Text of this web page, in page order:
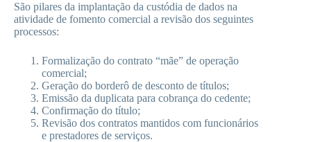
São pilares da implantação da custódia de dados na
atividade de fomento comercial a revisão dos seguintes
processos:
Formalização do contrato “mãe” de operação
comercial;
Geração do borderô de desconto de títulos;
Emissão da duplicata para cobrança do cedente;
Confirmação do título;
Revisão dos contratos mantidos com funcionários
e prestadores de serviços.